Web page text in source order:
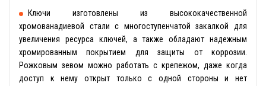
Ключи изготовлены из высококачественной
хромованадиевой стали с многоступенчатой закалкой для
увеличения ресурса ключей, а также обладают надежным
хромированным покрытием для защиты от коррозии.
Рожковым зевом можно работать с крепежом, даже когда
доступ к нему открыт только с одной стороны и нет